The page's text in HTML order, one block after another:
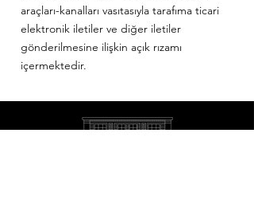
araçları-kanalları vasıtasıyla tarafıma ticari
elektronik iletiler ve diğer iletiler
gönderilmesine ilişkin açık rızamı
içermektedir.